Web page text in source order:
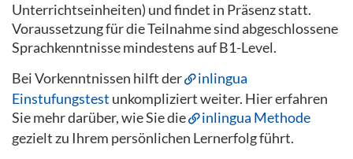
Unterrichtseinheiten) und findet in Präsenz statt.
Voraussetzung für die Teilnahme sind abgeschlossene
Sprachkenntnisse mindestens auf B1-Level.
Bei Vorkenntnissen hilft der
inlingua
Einstufungstest unkompliziert weiter. Hier erfahren
Sie mehr darüber, wie Sie die
inlingua Methode
gezielt zu Ihrem persönlichen Lernerfolg führt.